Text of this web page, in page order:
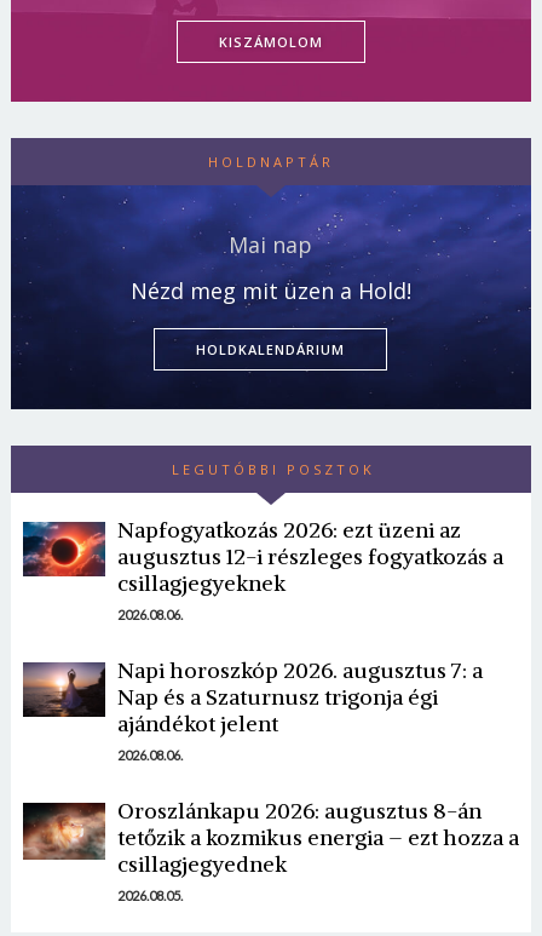
KISZÁMOLOM
HOLDNAPTÁR
Mai nap
Nézd meg mit üzen a Hold!
HOLDKALENDÁRIUM
LEGUTÓBBI POSZTOK
Napfogyatkozás 2026: ezt üzeni az
augusztus 12-i részleges fogyatkozás a
csillagjegyeknek
2026.08.06.
Napi horoszkóp 2026. augusztus 7: a
Nap és a Szaturnusz trigonja égi
ajándékot jelent
2026.08.06.
Oroszlánkapu 2026: augusztus 8-án
tetőzik a kozmikus energia – ezt hozza a
csillagjegyednek
2026.08.05.
Borsonline bejelentkezés
E-mail cím vagy felhasználónév
Jelszó